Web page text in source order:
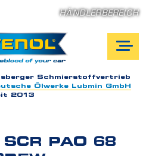
HÄNDLERBEREICH
Schmierstoffvertrieb
Ölwerke Lubmin GmbH
2013
SCR PAO 68